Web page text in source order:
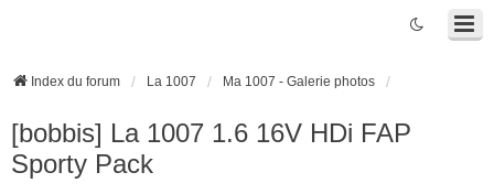
Index du forum La 1007 Ma 1007 - Galerie photos
[bobbis] La 1007 1.6 16V HDi FAP
Sporty Pack